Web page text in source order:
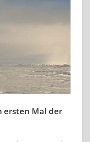
ersten Mal der